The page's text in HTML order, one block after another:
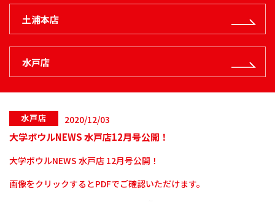
土浦本店
水戸店
水戸店 2020/12/03
大学ボウルNEWS 水戸店12月号公開！
大学ボウルNEWS 水戸店 12月号公開！
画像をクリックするとPDFでご確認いただけます。